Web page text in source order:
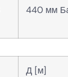
440 мм
Д [м]